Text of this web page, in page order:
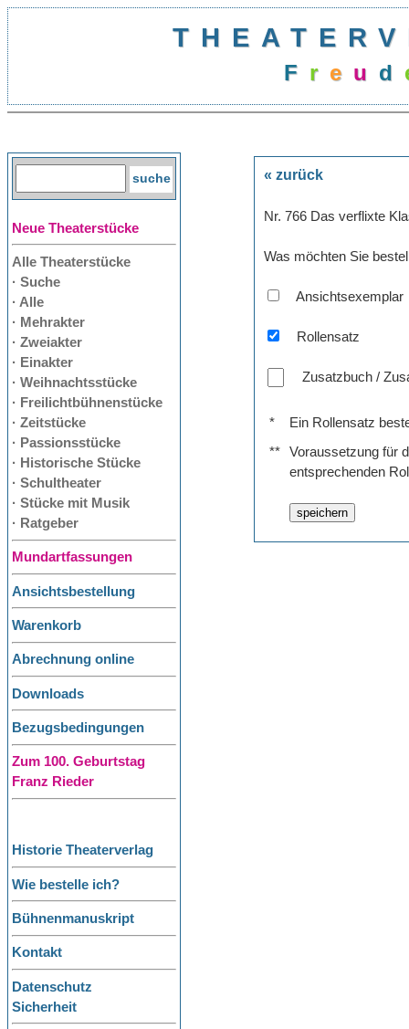
F reu d
Neue Theaterstücke
Alle Theaterstücke
· Suche
· Alle
· Mehrakter
· Zweiakter
· Einakter
· Weihnachtsstücke
· Freilichtbühnenstücke
· Zeitstücke
· Passionsstücke
· Historische Stücke
· Schultheater
· Stücke mit Musik
· Ratgeber
Mundartfassungen
Ansichtsbestellung
Warenkorb
Abrechnung online
Downloads
Bezugsbedingungen
Zum 100. Geburtstag
Franz Rieder
Historie Theaterverlag
Wie bestelle ich?
Bühnenmanuskript
Kontakt
Datenschutz
Sicherheit
« zurück
Nr. 766 Das verflixte
Was möchten Sie
Ansichtsexemplar
Rollensatz
Zusatzbuch /
*
Ein Rollensatz
**
Voraussetzung für
entsprechenden